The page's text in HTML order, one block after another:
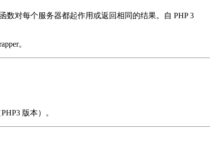
数对每个服务器都起作用或返回相同的结果。自 PHP 3
。
版本）。